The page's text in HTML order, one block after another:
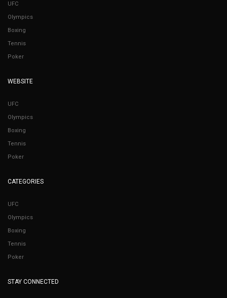
UFC
Olympics
Boxing
Tennis
Poker
WEBSITE
UFC
Olympics
Boxing
Tennis
Poker
CATEGORIES
UFC
Olympics
Boxing
Tennis
Poker
STAY CONNECTED